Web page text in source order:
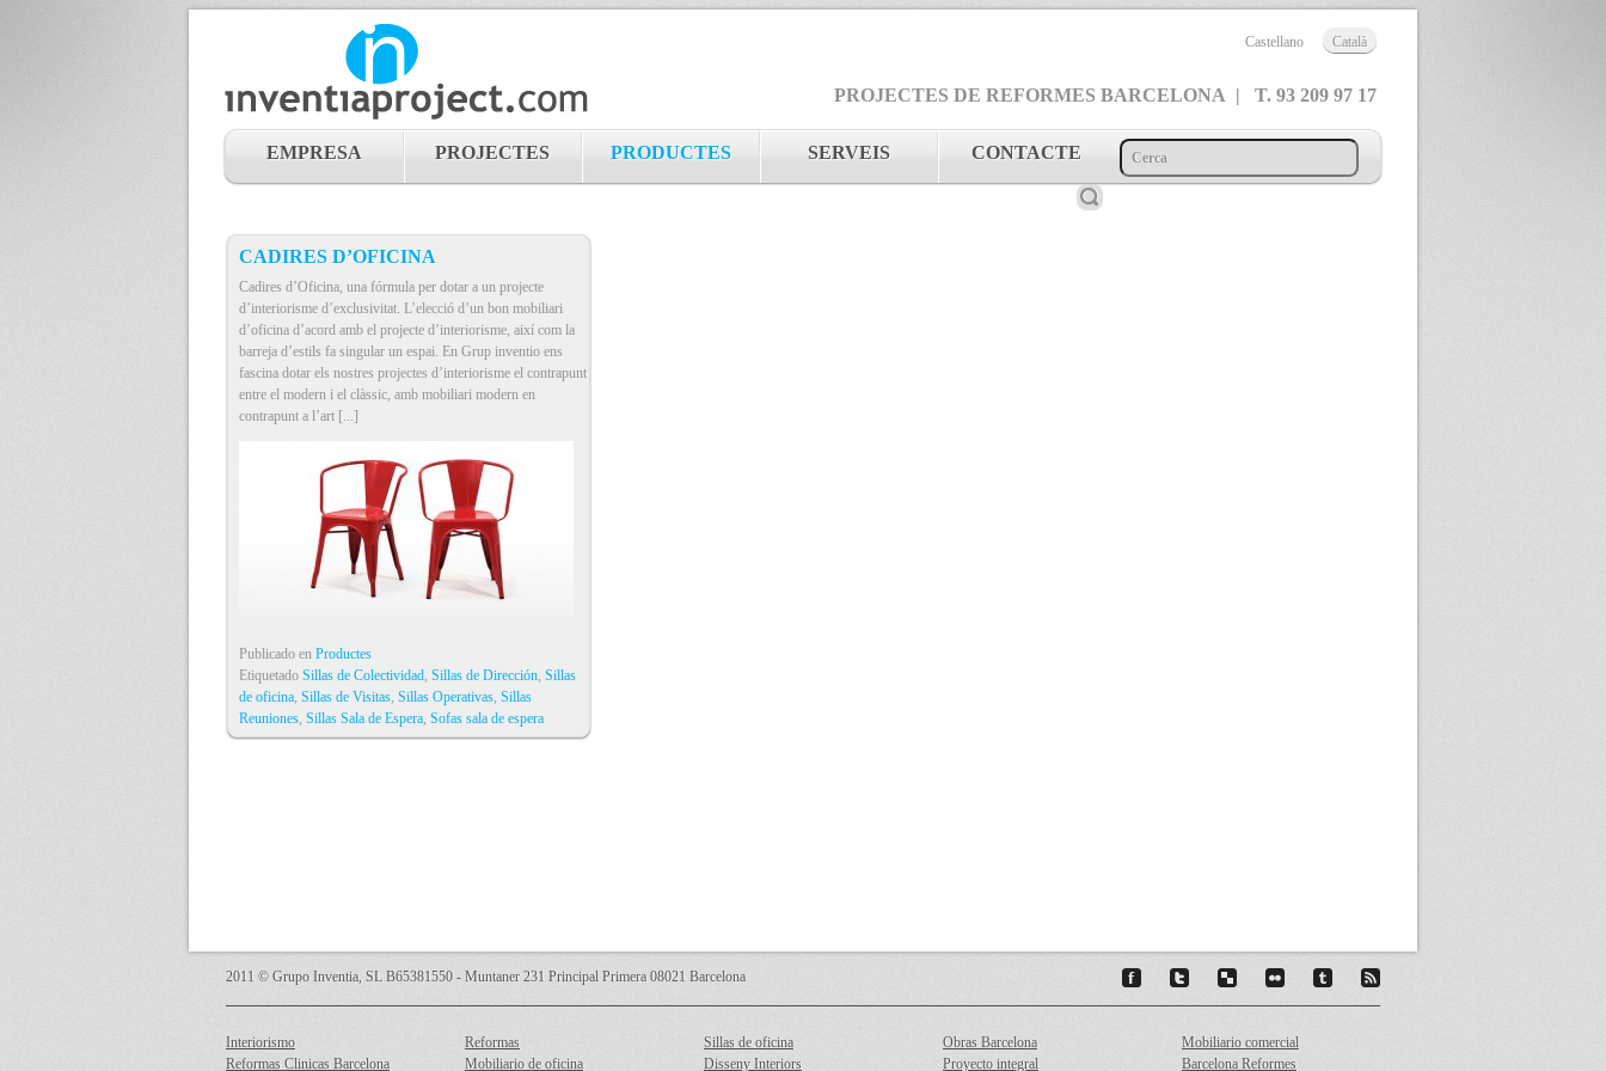
Castellano Català
PROJECTES DE REFORMES BARCELONA | T. 93 209 97 17
EMPRESA PROJECTES PRODUCTES SERVEIS CONTACTE
CADIRES D’OFICINA
Cadires d’Oficina, una fórmula per dotar a un projecte
d’interiorisme d’exclusivitat. L’elecció d’un bon mobiliari
d’oficina d’acord amb el projecte d’interiorisme, així com la
barreja d’estils fa singular un espai. En Grup inventio ens
fascina dotar els nostres projectes d’interiorisme el contrapunt
entre el modern i el clàssic, amb mobiliari modern en
contrapunt a l’art [...]
Publicado en Productes
Etiquetado Sillas de Colectividad, Sillas de Dirección, Sillas
de oficina, Sillas de Visitas, Sillas Operativas, Sillas
Reuniones, Sillas Sala de Espera, Sofas sala de espera
2011 © Grupo Inventia, SL B65381550 - Muntaner 231 Principal Primera 08021 Barcelona
Interiorismo Reformas Sillas de oficina Obras Barcelona
Mobiliario comercial
Reformas Clinicas Barcelona
Mobiliario de oficina Disseny Interiors Proyecto integral Barcelona Reformes